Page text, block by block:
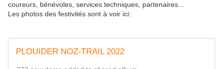
coureurs, bénévoles, services techniques, partenaires...
Les photos des festivités sont à voir ici:
PLOUIDER NOZ-TRAIL 2022